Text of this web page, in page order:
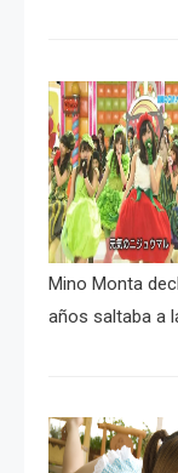
Mino Monta
años saltaba a